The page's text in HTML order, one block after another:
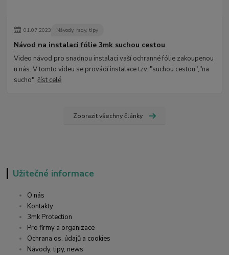
01.07.2023 Návody, rady, tipy
Návod na instalaci fólie 3mk suchou cestou
Video návod pro snadnou instalaci vaší ochranné fólie zakoupenou
u nás. V tomto videu se provádí instalace tzv. "suchou cestou","na
sucho".číst celé
Zobrazit všechny články
Užitečné informace
O nás
Kontakty
3mk Protection
Pro firmy a organizace
Ochrana os. údajů a cookies
Návody, tipy, news